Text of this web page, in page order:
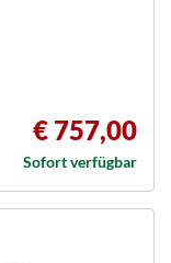
€ 757,00
Sofort verfügbar